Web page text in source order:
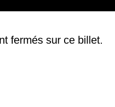
fermés sur ce billet.